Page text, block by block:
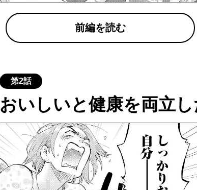
前編を読む
第2話
おいしいと健康を両立し